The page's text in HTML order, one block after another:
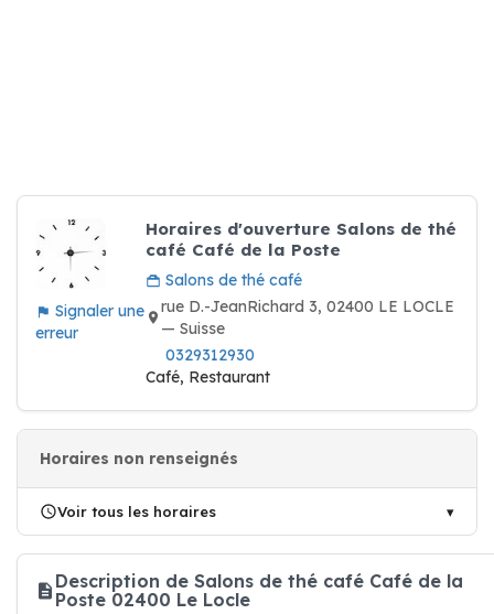
Signaler une
erreur
Horaires d'ouverture Salons de thé
café Café de la Poste
Salons de thé café
rue D.-JeanRichard 3, 02400 LE LOCLE
— Suisse
0329312930
Café, Restaurant
Horaires non renseignés
Voir tous les horaires
Description de Salons de thé café Café de la
Poste 02400 Le Locle